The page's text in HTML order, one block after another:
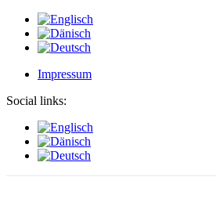
Impressum
Social links: